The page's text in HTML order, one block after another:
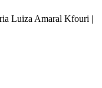
Luiza Amaral Kfouri |